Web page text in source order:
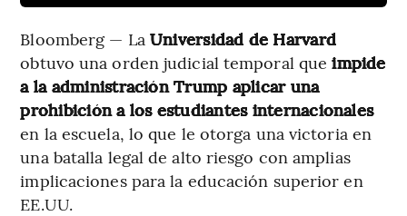
Bloomberg — La Universidad de Harvard
obtuvo una orden judicial temporal queimpide
a la administración Trump aplicar una
prohibición a los estudiantes internacionales
en la escuela, lo que le otorga una victoria en
una batalla legal de alto riesgo con amplias
implicaciones para la educación superior en
EE.UU.